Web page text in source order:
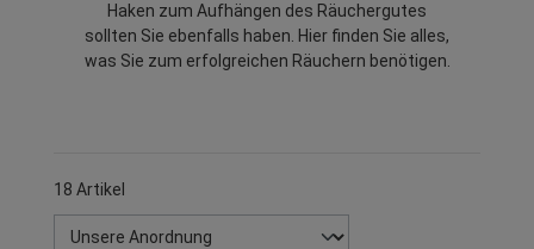
Haken zum Aufhängen des Räuchergutes
sollten Sie ebenfalls haben. Hier finden Sie alles,
was Sie zum erfolgreichen Räuchern benötigen.
18 Artikel